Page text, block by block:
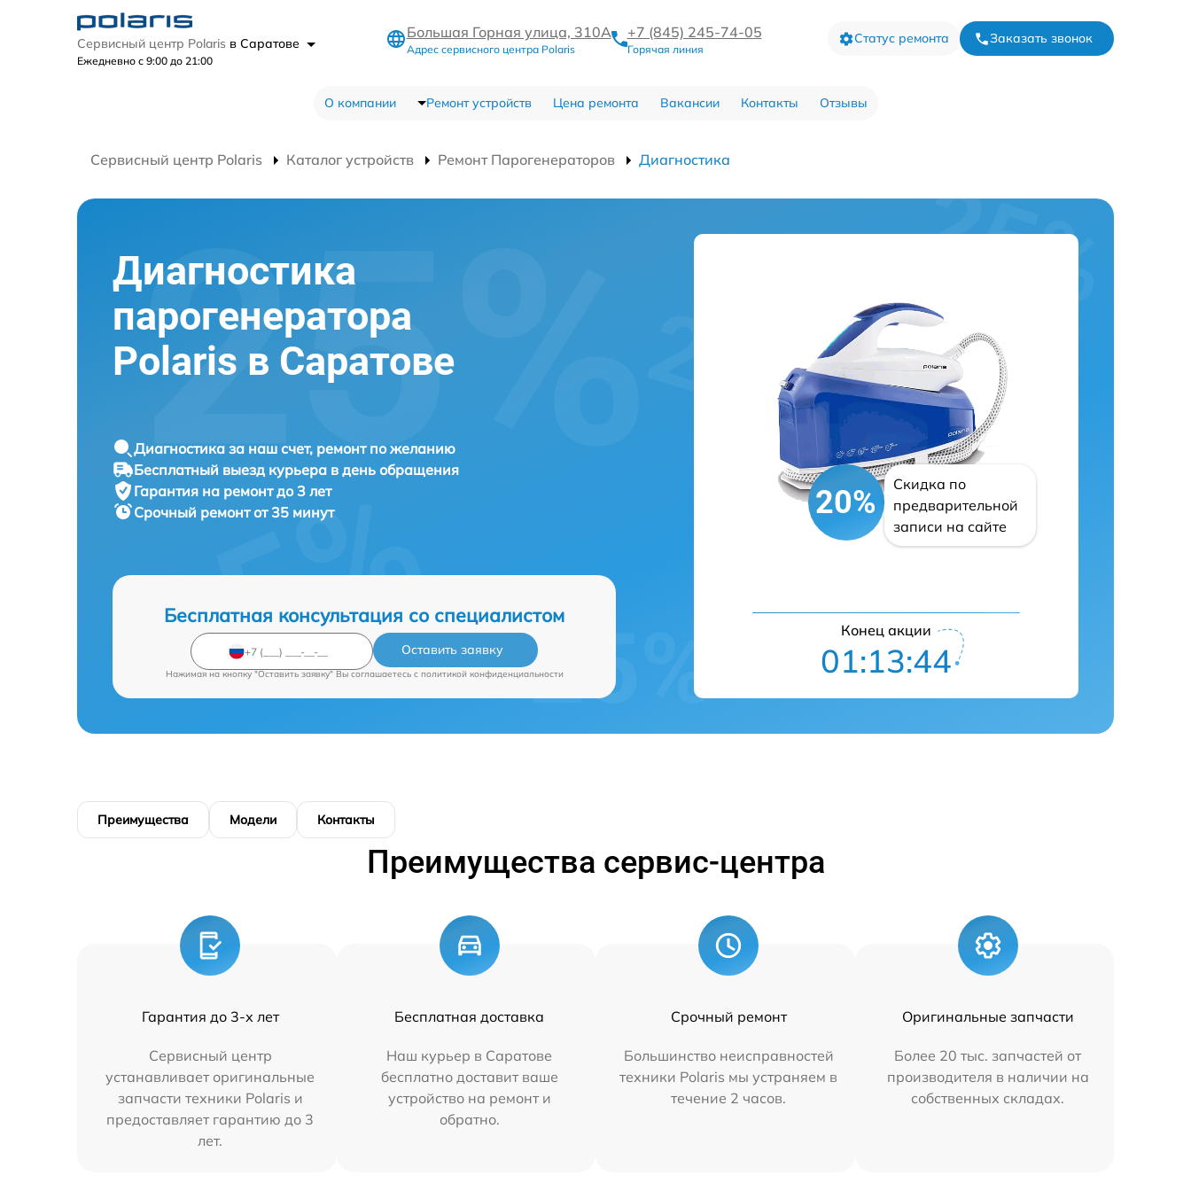
Сервисный центр Polaris в Саратове
Ежедневно с 9:00 до 21:00
Большая Горная улица, 310А
Адрес сервисного центра Polaris
+7 (845) 245-74-05
Горячая линия
Статус ремонта Заказать звонок
О компании Ремонт устройств Цена ремонта Вакансии Контакты Отзывы
Сервисный центр Polaris Каталог устройств Ремонт Парогенераторов Диагностика
Диагностика
парогенератора
Polaris в Саратове
Диагностика за наш счет, ремонт по желанию
Бесплатный выезд курьера в день обращения
Гарантия на ремонт до 3 лет
Срочный ремонт от 35 минут
Бесплатная консультация со специалистом
Оставить заявку
Нажимая на кнопку "Оставить заявку" Вы соглашаетесь c политикой конфиденциальности
20%
Скидка по
предварительной
записи на сайте
Конец акции
01:13:43
Преимущества Модели Контакты
Преимущества сервис-центра
Гарантия до 3-х лет
Сервисный центр
устанавливает оригинальные
запчасти техники Polaris и
предоставляет гарантию до 3
лет.
Бесплатная доставка
Наш курьер в Саратове
бесплатно доставит ваше
устройство на ремонт и
обратно.
Срочный ремонт
Большинство неисправностей
техники Polaris мы устраняем в
течение 2 часов.
Оригинальные запчасти
Более 20 тыс. запчастей от
производителя в наличии на
собственных складах.